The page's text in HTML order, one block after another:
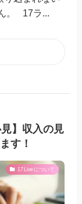
。 17ラ...
】収入の見
す！
17Liveについて